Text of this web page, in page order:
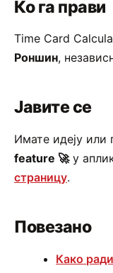
Ко га прави
Time Card
Роншин,
Јавите се
Имате идеју или
feature 🚀у
страницу.
Повезано
Како ради